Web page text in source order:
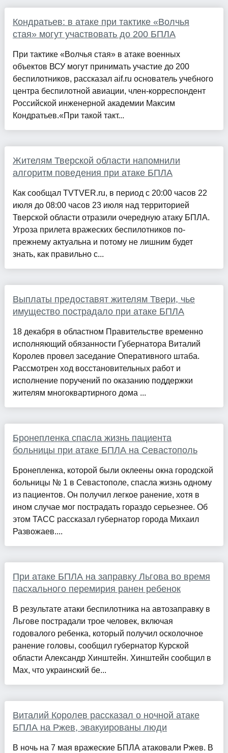
Кондратьев: в атаке при тактике «Волчья
стая» могут участвовать до 200 БПЛА
При тактике «Волчья стая» в атаке военных
объектов ВСУ могут принимать участие до 200
беспилотников, рассказал aif.ru основатель учебного
центра беспилотной авиации, член-корреспондент
Российской инженерной академии Максим
Кондратьев.«При такой такт...
Жителям Тверской области напомнили
алгоритм поведения при атаке БПЛА
Как сообщал TVTVER.ru, в период с 20:00 часов 22
июля до 08:00 часов 23 июля над территорией
Тверской области отразили очередную атаку БПЛА.
Угроза прилета вражеских беспилотников по-
прежнему актуальна и потому не лишним будет
знать, как правильно с...
Выплаты предоставят жителям Твери, чье
имущество пострадало при атаке БПЛА
18 декабря в областном Правительстве временно
исполняющий обязанности Губернатора Виталий
Королев провел заседание Оперативного штаба.
Рассмотрен ход восстановительных работ и
исполнение поручений по оказанию поддержки
жителям многоквартирного дома ...
Бронепленка спасла жизнь пациента
больницы при атаке БПЛА на Севастополь
Бронепленка, которой были оклеены окна городской
больницы № 1 в Севастополе, спасла жизнь одному
из пациентов. Он получил легкое ранение, хотя в
ином случае мог пострадать гораздо серьезнее. Об
этом ТАСС рассказал губернатор города Михаил
Развожаев....
При атаке БПЛА на заправку Льгова во время
пасхального перемирия ранен ребенок
В результате атаки беспилотника на автозаправку в
Льгове пострадали трое человек, включая
годовалого ребенка, который получил осколочное
ранение головы, сообщил губернатор Курской
области Александр Хинштейн. Хинштейн сообщил в
Max, что украинский бе...
Виталий Королев рассказал о ночной атаке
БПЛА на Ржев, эвакуированы люди
В ночь на 7 мая вражеские БПЛА атаковали Ржев. В